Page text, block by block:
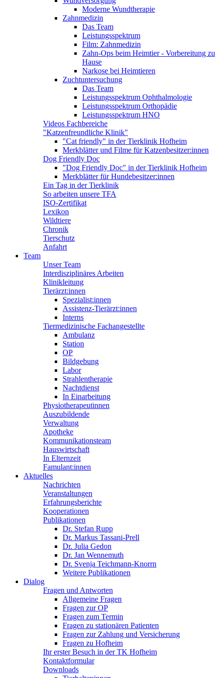
Moderne Wundtherapie
Zahnmedizin
Das Team
Leistungsspektrum
Film: Zahnmedizin
Zahn-Ops beim Heimtier - Vorbereitung zu
Hause
Narkose bei Heimtieren
Zuchtuntersuchung
Das Team
Leistungsspektrum Ophthalmologie
Leistungsspektrum Orthopädie
Leistungsspektrum HNO
Videos Fachbereiche
"Katzenfreundliche Klinik"
"Cat friendly" in der Tierklinik Hofheim
Merkblätter und Filme für Katzenbesitzer:innen
Dog Friendly Doc
"Dog Friendly Doc" in der Tierklinik Hofheim
Merkblätter für Hundebesitzer:innen
Ein Tag in der Tierklinik
So arbeiten unsere TFA
ISO-Zertifikat
Lexikon
Wildtiere
Chronik
Tierschutz
Anfahrt
Team
Unser Team
Interdisziplinäres Arbeiten
Klinikleitung
Tierärzt:innen
Spezialist:innen
Assistenz-Tierärzt:innen
Interns
Tiermedizinische Fachangestellte
Ambulanz
Station
OP
Bildgebung
Labor
Strahlentherapie
Nachtdienst
In Einarbeitung
Physiotherapeutinnen
Auszubildende
Verwaltung
Apotheke
Kommunikationsteam
Hauswirtschaft
In Elternzeit
Famulant:innen
Aktuelles
Nachrichten
Veranstaltungen
Erfahrungsberichte
Kooperationen
Publikationen
Dr. Stefan Rupp
Dr. Markus Tassani-Prell
Dr. Julia Gedon
Dr. Jan Wennemuth
Dr. Svenja Teichmann-Knorrn
Weitere Publikationen
Dialog
Fragen und Antworten
Allgemeine Fragen
Fragen zur OP
Fragen zum Termin
Fragen zu stationären Patienten
Fragen zur Zahlung und Versicherung
Fragen zu Hofheim
Ihr erster Besuch in der TK Hofheim
Kontaktformular
Downloads